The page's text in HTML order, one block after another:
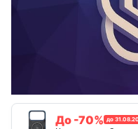
До -70% до